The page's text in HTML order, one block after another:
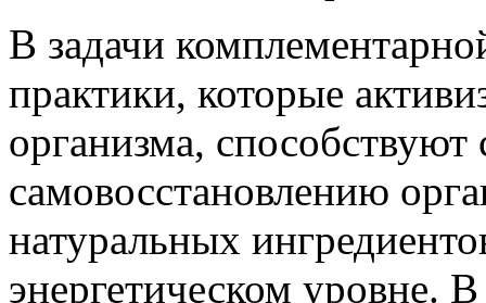
В задачи
практики, которые
организма,
самовосстановлению
натуральных
энергетическом уровне.